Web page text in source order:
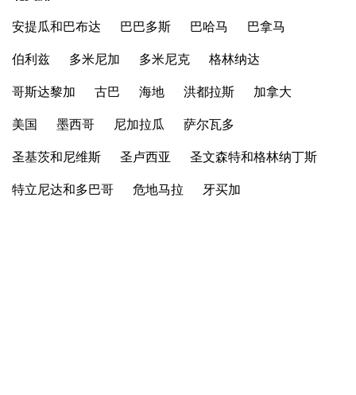
安提瓜和巴布达 巴巴多斯 巴哈马 巴拿马
伯利兹 多米尼加 多米尼克 格林纳达
哥斯达黎加 古巴 海地 洪都拉斯 加拿大
美国 墨西哥 尼加拉瓜 萨尔瓦多
圣基茨和尼维斯 圣卢西亚 圣文森特和格林纳丁斯
特立尼达和多巴哥 危地马拉 牙买加